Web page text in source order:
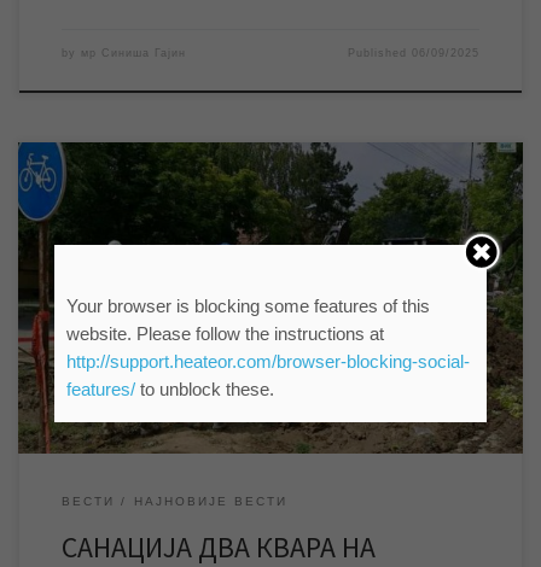
by мр Синиша Гајин Published 06/09/2025
ЈКП „Водовод и канализација“ Зрењанин изводи радове на
санацији два квара на водоводној мрежи на Багљашу, због
чега ће ово градско насеље неколико часова бити без воде.
Екипе ЈКП „Водовод и канализација“ Зрењанин изводе радове
на санацији два квара на водоводној мрежи на Багљашу, због
чега је нешто после 8 […]
ВЕСТИ НАЈНОВИЈЕ ВЕСТИ
САНАЦИЈА ДВА КВАРА НА
Your browser is blocking some features of this
website. Please follow the instructions at
http://support.heateor.com/browser-blocking-social-
features/to unblock these.